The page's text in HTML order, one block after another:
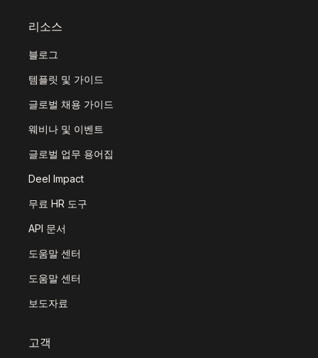
리소스
블로그
템플릿 및 가이드
글로벌 채용 가이드
웨비나 및 이벤트
글로벌 업무 용어집
Deel Impact
무료 HR 도구
API 문서
도움말 센터
도움말 센터
보도자료
고객